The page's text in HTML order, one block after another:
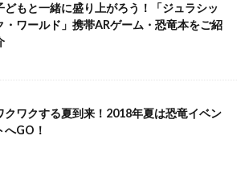
どもと一緒に盛り上がろう！「ジュラシッ
・ワールド」携帯ARゲーム・恐竜本をご紹
クワクする夏到来！2018年夏は恐竜イベン
へGO！